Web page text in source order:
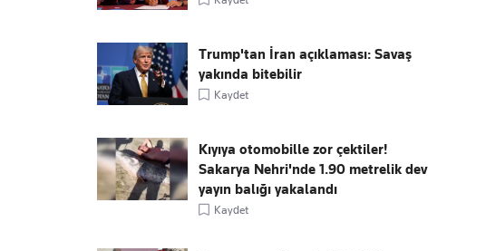
Trump'tan İran açıklaması: Savaş
yakında bitebilir
Kaydet
Kıyıya otomobille zor çektiler!
Sakarya Nehri'nde 1.90 metrelik dev
yayın balığı yakalandı
Kaydet